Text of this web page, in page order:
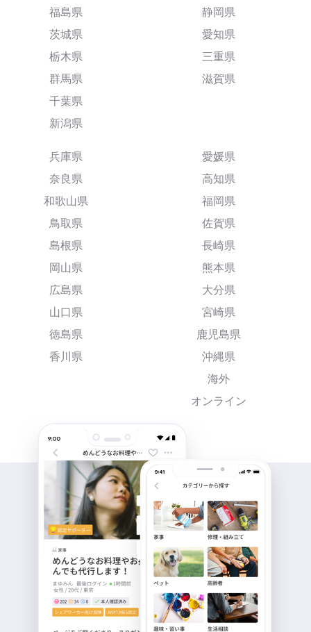
福島県
茨城県
栃木県
群馬県
千葉県
新潟県
静岡県
愛知県
三重県
滋賀県
兵庫県
奈良県
和歌山県
鳥取県
島根県
岡山県
広島県
山口県
徳島県
香川県
愛媛県
高知県
福岡県
佐賀県
長崎県
熊本県
大分県
宮崎県
鹿児島県
沖縄県
海外
オンライン